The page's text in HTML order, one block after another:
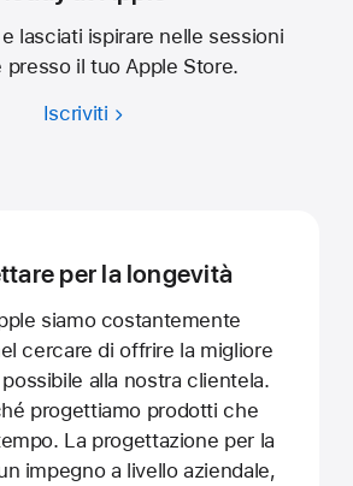
lasciati ispirare nelle sessioni
presso il tuo Apple Store.
Iscriviti
per la longevità
siamo costantemente
cercare di offrire la migliore
alla nostra clientela.
progettiamo prodotti che
La progettazione per la
impegno a livello aziendale,